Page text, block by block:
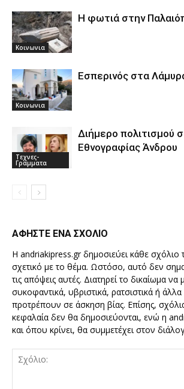
Κοινωνια
Η φωτιά στην
Κοινωνια
Εσπερινός στα
Τεχνες-
Γραμματα
Διήμερο πολιτισμού
Εθνογραφίας Άνδρου
ΑΦΗΣΤΕ ΕΝΑ ΣΧΟΛΙΟ
Η andriakipress.gr δημοσιεύει κάθε σχόλιο
σχετικό με το θέμα. Ωστόσο, αυτό δεν
τις απόψεις αυτές. Διατηρεί το δικαίωμα να
συκοφαντικά, υβριστικά, ρατσιστικά ή
προτρέπουν σε άσκηση βίας. Επίσης,
κεφαλαία δεν θα δημοσιεύονται, ενώ η
και όπου κρίνει, θα συμμετέχει στον